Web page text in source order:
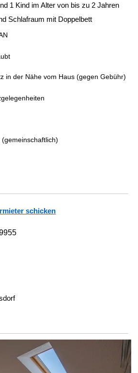
1 Kind im Alter von bis zu 2 Jahren
Schlafraum mit Doppelbett
in der Nähe vom Haus (gegen Gebühr)
schicken